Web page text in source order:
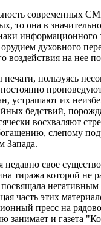
современных
то она в
информационного
духовного
воздействия на нее
пользуясь
постоянно
устрашают их
бедствий,
восхваляют
слепому
Запада.
свое
тиража которой не
часть этих
пресс на
занимает и газета